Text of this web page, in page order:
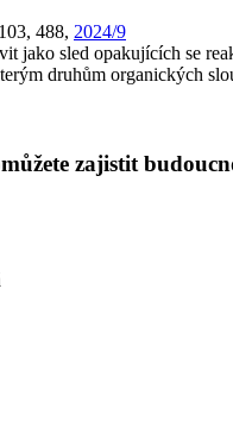
488, 2024/9
jako sled opakujících se
druhům organických
zajistit